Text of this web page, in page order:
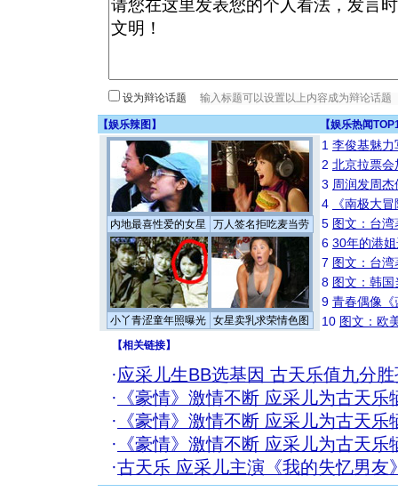
设为辩论话题
【娱乐辣图 】 【娱乐热闻
内地最喜性爱的女星 万人签名拒吃麦当劳
小丫青涩童年照曝光 女星卖乳求荣情色图
1 李俊基魅力
2 北京拉票
3 周润发周
4
《南极大
5 图文：台
6 30年的港
7 图文：台
8 图文：韩
9 青春偶像《
10 图文：欧
【相关链接】
·应采儿生BB选基因 古天乐值九分
· 《豪情》激情不断 应采儿为古天乐
· 《豪情》激情不断 应采儿为古天乐
· 《豪情》激情不断 应采儿为古天乐
·古天乐 应采儿主演《我的失忆男友